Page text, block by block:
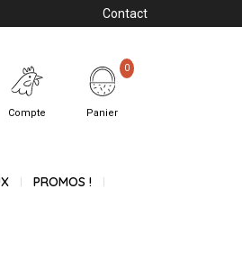
Contact
Compte Panier
0
PROMOS !